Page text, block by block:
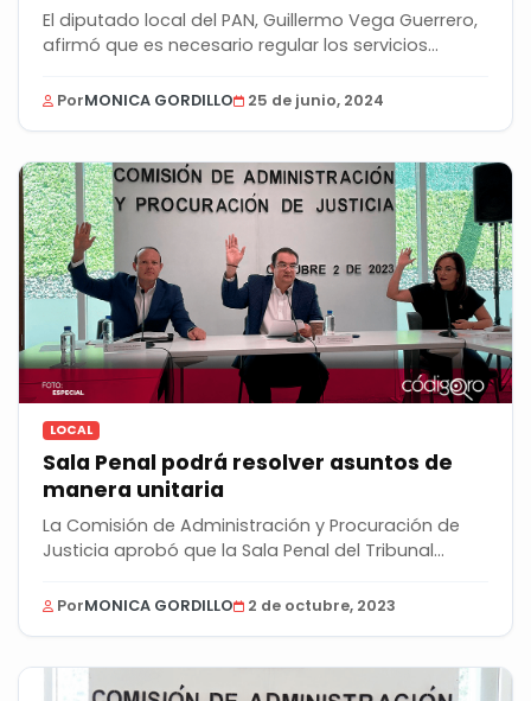
El diputado local del PAN, Guillermo Vega Guerrero,
afirmó que es necesario regular los servicios...
PorMONICA GORDILLO 25 de junio, 2024
LOCAL
Sala Penal podrá resolver asuntos de
manera unitaria
La Comisión de Administración y Procuración de
Justicia aprobó que la Sala Penal del Tribunal...
PorMONICA GORDILLO 2 de octubre, 2023